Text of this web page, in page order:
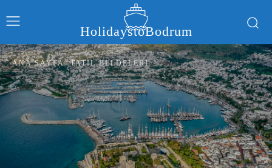
HolidaystoBodrum
ANA SAYFA TATIL BELDELERI